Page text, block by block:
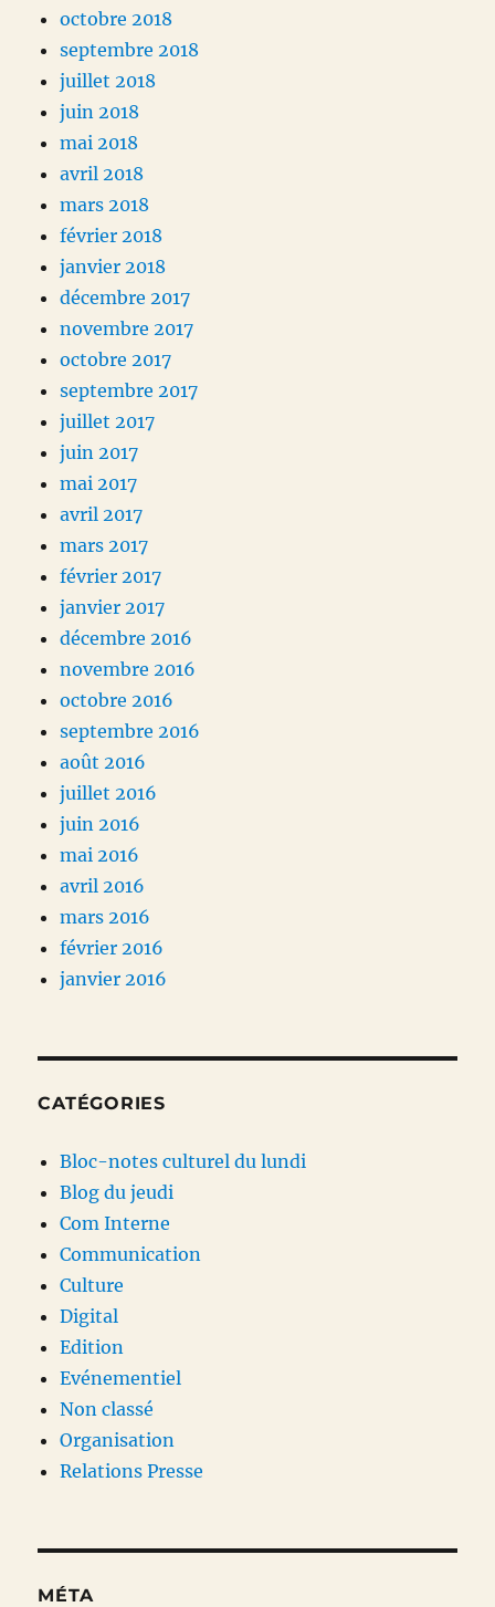
octobre 2018
septembre 2018
juillet 2018
juin 2018
mai 2018
avril 2018
mars 2018
février 2018
janvier 2018
décembre 2017
novembre 2017
octobre 2017
septembre 2017
juillet 2017
juin 2017
mai 2017
avril 2017
mars 2017
février 2017
janvier 2017
décembre 2016
novembre 2016
octobre 2016
septembre 2016
août 2016
juillet 2016
juin 2016
mai 2016
avril 2016
mars 2016
février 2016
janvier 2016
CATÉGORIES
Bloc-notes culturel du lundi
Blog du jeudi
Com Interne
Communication
Culture
Digital
Edition
Evénementiel
Non classé
Organisation
Relations Presse
MÉTA